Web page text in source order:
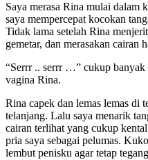
Saya merasa Rina mulai dalam
saya mempercepat kocokan
Tidak lama setelah Rina
gemetar, dan merasakan cairan
“Serrr .. serrr …” cukup
vagina Rina.
Rina capek dan lemas lemas di
telanjang. Lalu saya menarik
cairan terlihat yang cukup
pria saya sebagai pelumas.
lembut penisku agar tetap